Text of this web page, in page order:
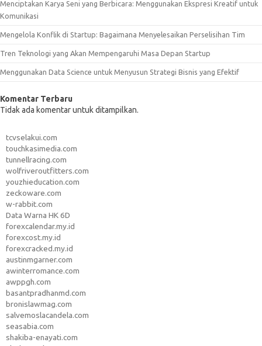
Menciptakan Karya Seni yang Berbicara: Menggunakan Ekspresi Kreatif untuk
Komunikasi
Mengelola Konflik di Startup: Bagaimana Menyelesaikan Perselisihan Tim
Tren Teknologi yang Akan Mempengaruhi Masa Depan Startup
Menggunakan Data Science untuk Menyusun Strategi Bisnis yang Efektif
Komentar Terbaru
Tidak ada komentar untuk ditampilkan.
tcvselakui.com
touchkasimedia.com
tunnellracing.com
wolfriveroutfitters.com
youzhieducation.com
zeckoware.com
w-rabbit.com
Data Warna HK 6D
forexcalendar.my.id
forexcost.my.id
forexcracked.my.id
austinmgarner.com
awinterromance.com
awppgh.com
basantpradhanmd.com
bronislawmag.com
salvemoslacandela.com
seasabia.com
shakiba-enayati.com